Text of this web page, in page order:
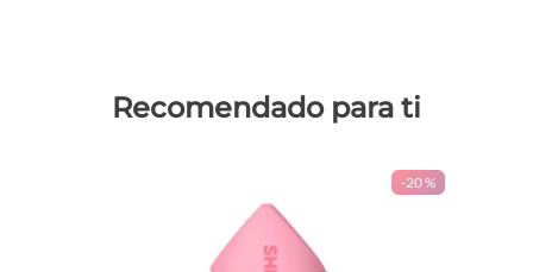
Recomendado para ti
-20 %